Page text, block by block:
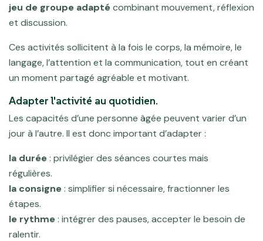
jeu de groupe adaptécombinant mouvement, réflexion
et discussion.
Ces activités sollicitent à la fois le corps, la mémoire, le
langage, l’attention et la communication, tout en créant
un moment partagé agréable et motivant.
Adapter l'activité au quotidien.
Les capacités d’une personne âgée peuvent varier d’un
jour à l’autre. Il est donc important d’adapter :
la durée: privilégier des séances courtes mais
régulières.
la consigne: simplifier si nécessaire, fractionner les
étapes.
le rythme: intégrer des pauses, accepter le besoin de
ralentir.